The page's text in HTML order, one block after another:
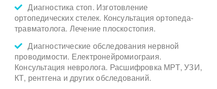
Диагностика стоп. Изготовление
ортопедических стелек. Консультация ортопеда-
травматолога. Лечение плоскостопия.
Диагностические обследования нервной
проводимости. Електронейромиограия.
Консультация невролога. Расшифровка МРТ, УЗИ,
КТ, рентгена и других обследований.